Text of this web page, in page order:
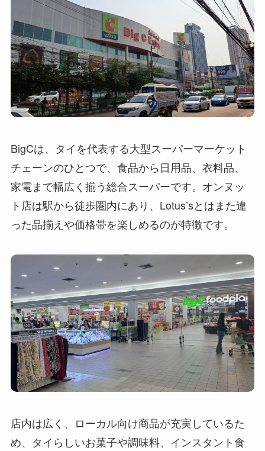
BigCは、タイを代表する大型スーパーマーケット
チェーンのひとつで、食品から日用品、衣料品、
家電まで幅広く揃う総合スーパーです。オンヌッ
ト店は駅から徒歩圏内にあり、Lotus’sとはまた違
った品揃えや価格帯を楽しめるのが特徴です。
店内は広く、ローカル向け商品が充実しているた
め、タイらしいお菓子や調味料、インスタント食